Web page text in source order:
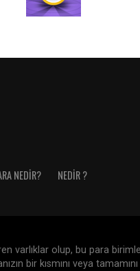
NEDIR? NEDIR ?
varlıklar olup, bu para
bir kısmını veya